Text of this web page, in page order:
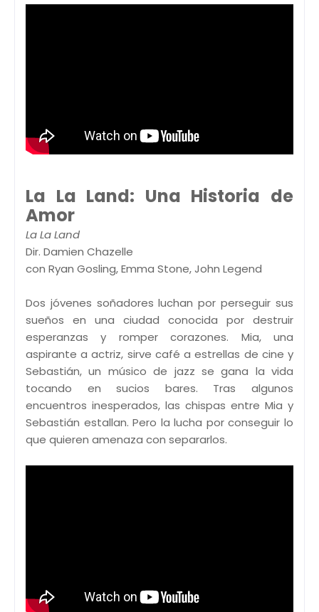
La La Land: Una Historia de
Amor
La La Land
Dir. Damien Chazelle
con Ryan Gosling, Emma Stone, John Legend
Dos jóvenes soñadores luchan por perseguir sus
sueños en una ciudad conocida por destruir
esperanzas y romper corazones. Mia, una
aspirante a actriz, sirve café a estrellas de cine y
Sebastián, un músico de jazz se gana la vida
tocando en sucios bares. Tras algunos
encuentros inesperados, las chispas entre Mia y
Sebastián estallan. Pero la lucha por conseguir lo
que quieren amenaza con separarlos.